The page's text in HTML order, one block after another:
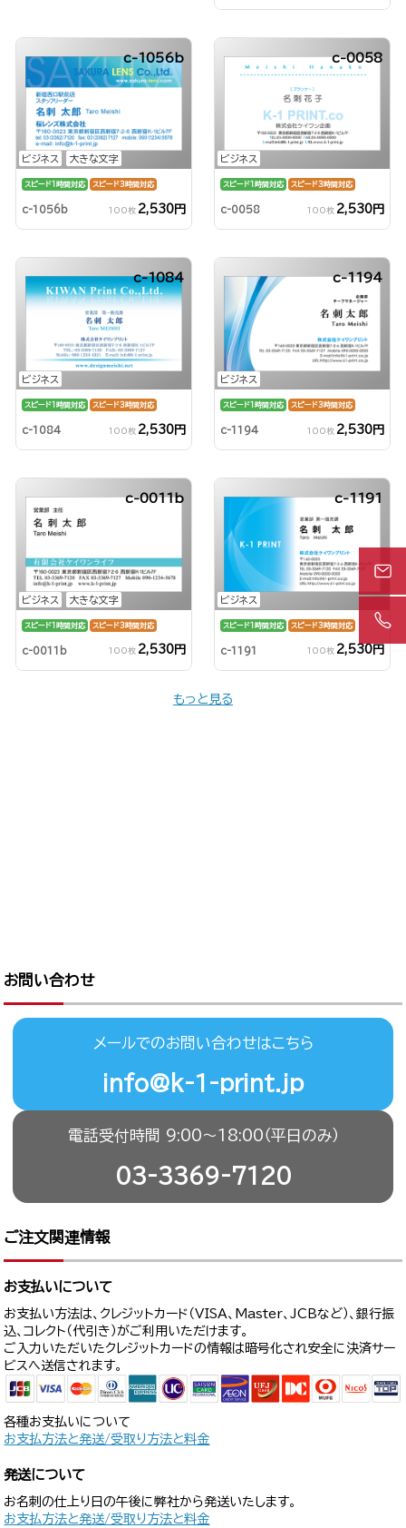
ビジネス 大きな文字
c-1056b
スピード1時間対応 スピード3時間対応
c-1056b 100枚 2,530円
ビジネス
c-0058
スピード1時間対応 スピード3時間対応
c-0058 100枚 2,530円
ビジネス
c-1084
スピード1時間対応 スピード3時間対応
c-1084 100枚 2,530円
ビジネス
c-1194
スピード1時間対応 スピード3時間対応
c-1194 100枚 2,530円
ビジネス 大きな文字
c-0011b
スピード1時間対応 スピード3時間対応
c-0011b 100枚 2,530円
ビジネス
c-1191
スピード1時間対応 スピード3時間対応
c-1191 100枚 2,530円
もっと見る
お問い合わせ
メールでのお問い合わせはこちら
info@k-1-print.jp
電話受付時間 9:00〜18:00（平日のみ）
03-3369-7120
ご注文関連情報
お支払いについて
お支払い方法は、クレジットカード（VISA、Master、JCBなど）、銀行振
込、コレクト（代引き）がご利用いただけます。
ご入力いただいたクレジットカードの情報は暗号化され安全に決済サー
ビスへ送信されます。
各種お支払いについて
お支払方法と発送/受取り方法と料金
発送について
お名刺の仕上り日の午後に弊社から発送いたします。
お支払方法と発送/受取り方法と料金